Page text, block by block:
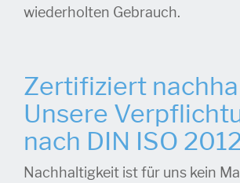
wiederholten Gebrauch.
Zertifiziert
Unsere
nach DIN ISO
Nachhaltigkeit ist für uns kein